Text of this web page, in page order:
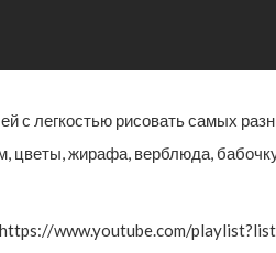
с легкостью рисовать самых
жирафа, верблюда,
www.youtube.com/